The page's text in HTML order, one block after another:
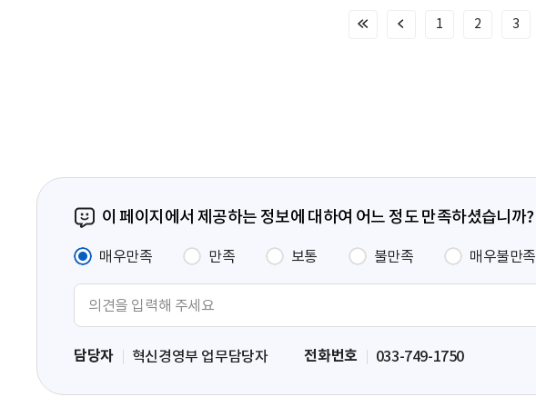
처
이
1 2 3
이 페이지에서 제공하는 정보에 대하여 어느 정도 만족하셨습니까?
매우만족 만족 보통 불만족 매우불만족
력
담당자 혁신경영부 업무담당자 전화번호 033-749-1750